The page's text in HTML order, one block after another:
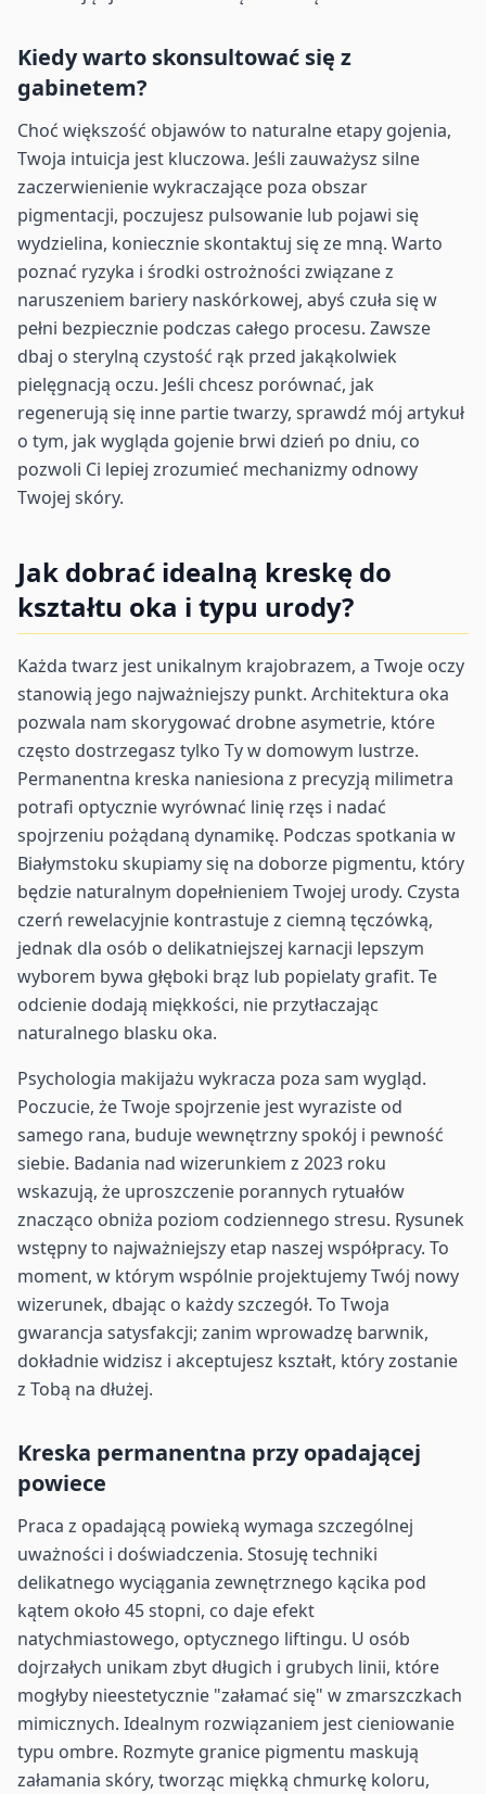
Kiedy warto skonsultować się z
gabinetem?
Choć większość objawów to naturalne etapy gojenia,
Twoja intuicja jest kluczowa. Jeśli zauważysz silne
zaczerwienienie wykraczające poza obszar
pigmentacji, poczujesz pulsowanie lub pojawi się
wydzielina, koniecznie skontaktuj się ze mną. Warto
poznać ryzyka i środki ostrożności związane z
naruszeniem bariery naskórkowej, abyś czuła się w
pełni bezpiecznie podczas całego procesu. Zawsze
dbaj o sterylną czystość rąk przed jakąkolwiek
pielęgnacją oczu. Jeśli chcesz porównać, jak
regenerują się inne partie twarzy, sprawdź mój artykuł
o tym, jak wygląda gojenie brwi dzień po dniu, co
pozwoli Ci lepiej zrozumieć mechanizmy odnowy
Twojej skóry.
Jak dobrać idealną kreskę do
kształtu oka i typu urody?
Każda twarz jest unikalnym krajobrazem, a Twoje oczy
stanowią jego najważniejszy punkt. Architektura oka
pozwala nam skorygować drobne asymetrie, które
często dostrzegasz tylko Ty w domowym lustrze.
Permanentna kreska naniesiona z precyzją milimetra
potrafi optycznie wyrównać linię rzęs i nadać
spojrzeniu pożądaną dynamikę. Podczas spotkania w
Białymstoku skupiamy się na doborze pigmentu, który
będzie naturalnym dopełnieniem Twojej urody. Czysta
czerń rewelacyjnie kontrastuje z ciemną tęczówką,
jednak dla osób o delikatniejszej karnacji lepszym
wyborem bywa głęboki brąz lub popielaty grafit. Te
odcienie dodają miękkości, nie przytłaczając
naturalnego blasku oka.
Psychologia makijażu wykracza poza sam wygląd.
Poczucie, że Twoje spojrzenie jest wyraziste od
samego rana, buduje wewnętrzny spokój i pewność
siebie. Badania nad wizerunkiem z 2023 roku
wskazują, że uproszczenie porannych rytuałów
znacząco obniża poziom codziennego stresu. Rysunek
wstępny to najważniejszy etap naszej współpracy. To
moment, w którym wspólnie projektujemy Twój nowy
wizerunek, dbając o każdy szczegół. To Twoja
gwarancja satysfakcji; zanim wprowadzę barwnik,
dokładnie widzisz i akceptujesz kształt, który zostanie
z Tobą na dłużej.
Kreska permanentna przy opadającej
powiece
Praca z opadającą powieką wymaga szczególnej
uważności i doświadczenia. Stosuję techniki
delikatnego wyciągania zewnętrznego kącika pod
kątem około 45 stopni, co daje efekt
natychmiastowego, optycznego liftingu. U osób
dojrzałych unikam zbyt długich i grubych linii, które
mogłyby nieestetycznie "załamać się" w zmarszczkach
mimicznych. Idealnym rozwiązaniem jest cieniowanie
typu ombre. Rozmyte granice pigmentu maskują
załamania skóry, tworząc miękką chmurkę koloru,